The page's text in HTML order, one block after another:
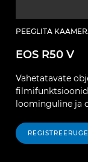
PEEGLITA
EOS R50 V
Vahetatavate
loominguline ja
REGISTREERUGE